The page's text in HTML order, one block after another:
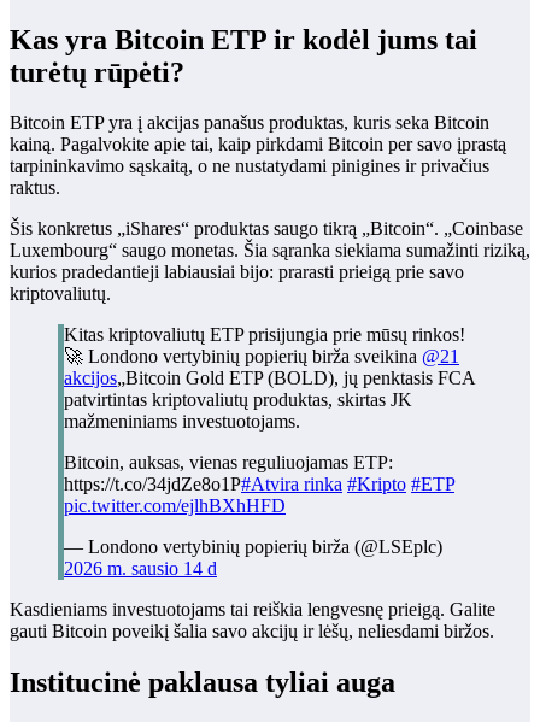
Kas yra Bitcoin ETP ir kodėl jums tai
turėtų rūpėti?
Bitcoin ETP yra į akcijas panašus produktas, kuris seka Bitcoin
kainą. Pagalvokite apie tai, kaip pirkdami Bitcoin per savo įprastą
tarpininkavimo sąskaitą, o ne nustatydami pinigines ir privačius
raktus.
Šis konkretus „iShares“ produktas saugo tikrą „Bitcoin“. „Coinbase
Luxembourg“ saugo monetas. Šia sąranka siekiama sumažinti riziką,
kurios pradedantieji labiausiai bijo: prarasti prieigą prie savo
kriptovaliutų.
Kitas kriptovaliutų ETP prisijungia prie mūsų rinkos!
🚀 Londono vertybinių popierių birža sveikina @21
akcijos„Bitcoin Gold ETP (BOLD), jų penktasis FCA
patvirtintas kriptovaliutų produktas, skirtas JK
mažmeniniams investuotojams.
Bitcoin, auksas, vienas reguliuojamas ETP:
https://t.co/34jdZe8o1P#Atvira rinka #Kripto #ETP
pic.twitter.com/ejlhBXhHFD
— Londono vertybinių popierių birža (@LSEplc)
2026 m. sausio 14 d
Kasdieniams investuotojams tai reiškia lengvesnę prieigą. Galite
gauti Bitcoin poveikį šalia savo akcijų ir lėšų, neliesdami biržos.
Institucinė paklausa tyliai auga